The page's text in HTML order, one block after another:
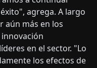
agrega. A largo
aún más en los
en el sector. "Lo
los efectos de